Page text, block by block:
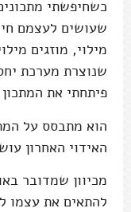
כשחיפשתי
שעושים לעצמם
מילוי, מוזגים
שנוצרת מערכת
פיתחתי את
הוא מתבסס על
האידוי האחרון
מכיוון שמדובר
להתאים את עצמו